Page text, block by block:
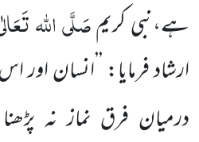
ہے،نبی کریمصَلَّی اللہ
ارشاد فرمایا: ’’انساناور
درمیان فرق نماز نہ